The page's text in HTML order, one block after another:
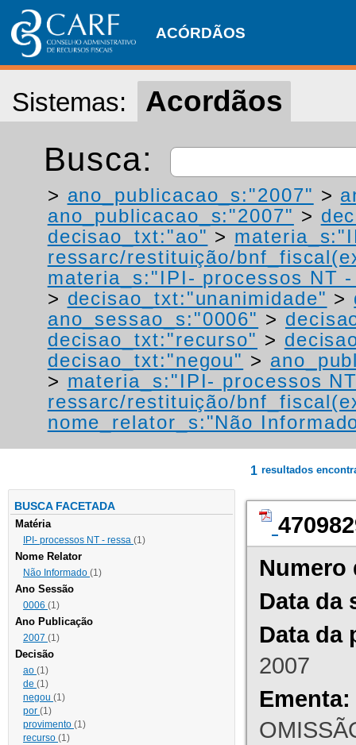
ACÓRDÃOS
Sistemas: Acordãos
Busca:
> ano_publicacao_s:"2007" >
ano_publicacao_s:"2007" >
decisao_txt:"ao" >
ressarc/restituição/
materia_s:"IPI- processos NT
> decisao_txt:"unanimidade" >
ano_sessao_s:"0006" >
decisao_txt:"recurso" >
decisao_txt:"negou" >
> materia_s:"IPI- processos
ressarc/restituição/
nome_relator_s:"Não
BUSCA FACETADA
Matéria
IPI- processos NT - ressa (1)
Nome Relator
Não Informado (1)
Ano Sessão
0006 (1)
Ano Publicação
2007 (1)
Decisão
ao (1)
de (1)
negou (1)
por (1)
provimento (1)
recurso (1)
1 resultados
Numero
Data da
Data da
2007
Ementa: